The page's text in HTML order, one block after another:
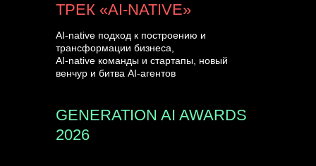
GENERATION AI AWARDS
2026
AI-native подход к построению и
трансформации бизнеса,
AI-native команды и стартапы, новый
венчур и битва AI-агентов
ТРЕК «AI-NATIVE»